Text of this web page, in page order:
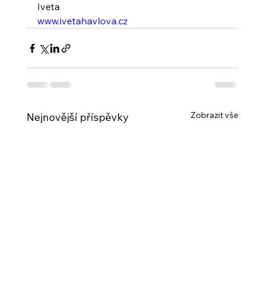
Iveta
www.ivetahavlova.cz
Nejnovější příspěvky Zobrazit vše